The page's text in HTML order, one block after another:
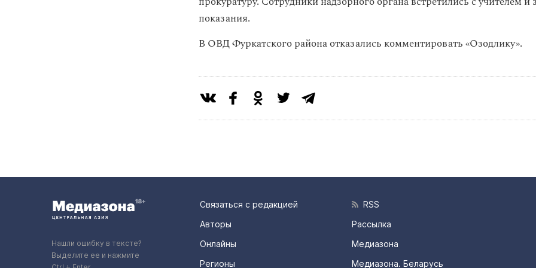
показания.
В ОВД Фуркатского района отказались комментировать «Озодлику».
Нашли ошибку в тексте?
Выделите ее и нажмите
Связаться с редакцией
Авторы
Онлайны
Регионы
RSS
Рассылка
Медиазона
Медиазона. Беларусь